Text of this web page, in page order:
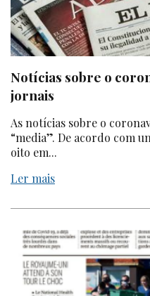
Notícias sobre o
jornais
As notícias sobre o
“media”. De acordo com
oito em...
Ler mais